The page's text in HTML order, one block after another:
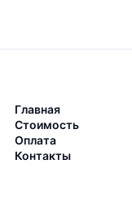
Главная
Стоимость
Оплата
Контакты